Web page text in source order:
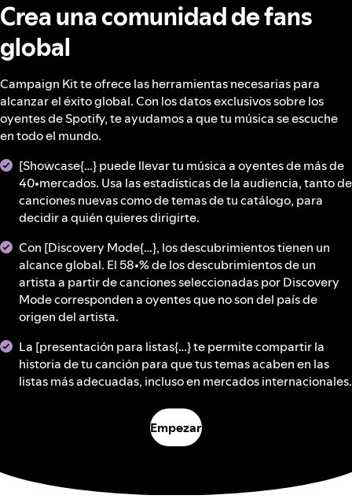
Crea una comunidad de fans
global
Campaign Kit te ofrece las herramientas necesarias para
alcanzar el éxito global. Con los datos exclusivos sobre los
oyentes de Spotify, te ayudamos a que tu música se escuche
en todo el mundo.
[Showcase{…} puede llevar tu música a oyentes de más de
40•mercados. Usa las estadísticas de la audiencia, tanto de
canciones nuevas como de temas de tu catálogo, para
decidir a quién quieres dirigirte.
Con [Discovery Mode{…}, los descubrimientos tienen un
alcance global. El 58•% de los descubrimientos de un
artista a partir de canciones seleccionadas por Discovery
Mode corresponden a oyentes que no son del país de
origen del artista.
La [presentación para listas{…} te permite compartir la
historia de tu canción para que tus temas acaben en las
listas más adecuadas, incluso en mercados internacionales.
Empezar